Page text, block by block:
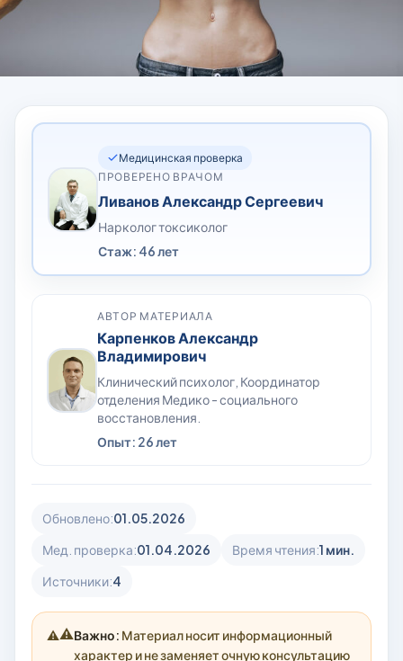
Медицинская проверка
ПРОВЕРЕНО ВРАЧОМ
Ливанов Александр Сергеевич
Нарколог токсиколог
Стаж: 46 лет
АВТОР МАТЕРИАЛА
Карпенков Александр
Владимирович
Клинический психолог, Координатор
отделения Медико - социального
восстановления.
Опыт: 26 лет
Обновлено:01.05.2026
Мед. проверка:01.04.2026 Время чтения:1 мин.
Источники:4
⚠️Важно: Материал носит информационный
характер и не заменяет очную консультацию